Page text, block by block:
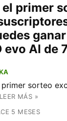
el primer
evo AI de
primer sorteo
LEER MÁS »
5 MESES